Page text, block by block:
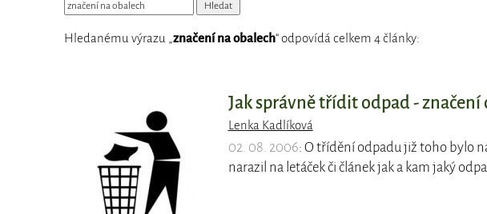
Hledanému výrazu „ značení na obalech“ odpovídá celkem 4 články:
Jak správně třídit odpad - značení
Lenka Kadlíková
02. 08. 2006: O třídění odpadu již toho bylo
narazil na letáček či článek jak a kam jaký